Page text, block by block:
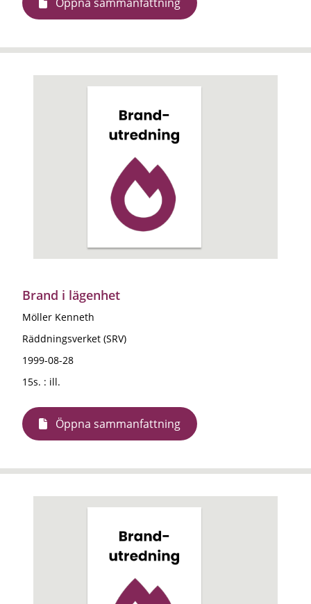
Brand i lägenhet
Möller Kenneth
Räddningsverket (SRV)
1999-08-28
15s. : ill.
Öppna sammanfattning